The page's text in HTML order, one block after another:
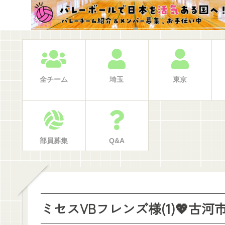
全チーム 埼玉 東京
部員募集 Q&A
ミセスVBフレンズ様(1)💖古河